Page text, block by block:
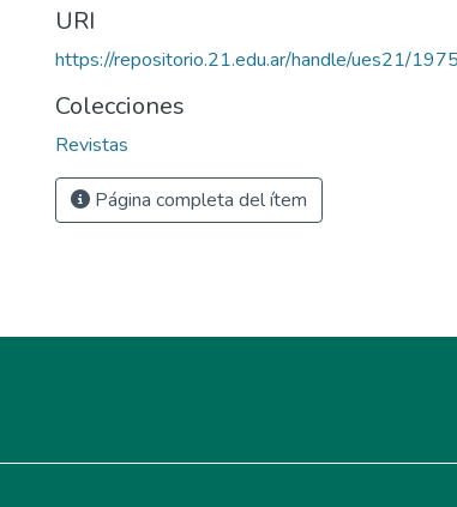
URI
https://repositorio.21.edu.ar/handle/ues21/
Colecciones
Revistas
Página completa del ítem